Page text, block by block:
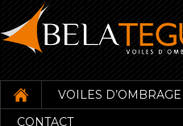
VOILES D’OMBRAGE
CONTACT